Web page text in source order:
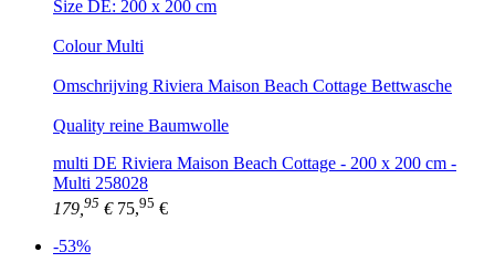
Size DE: 200 x 200 cm
Colour Multi
Omschrijving Riviera Maison Beach Cottage Bettwasche
Quality reine Baumwolle
multi DE Riviera Maison Beach Cottage - 200 x 200 cm -
Multi 258028
179, 95 € 75,95 €
-53%